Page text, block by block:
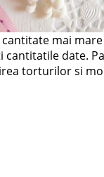
mai
date.
torturilor si